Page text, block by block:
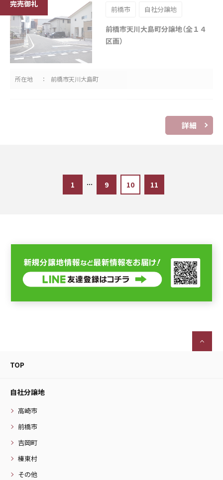
前橋市 自社分譲地
前橋市天川大島町分譲地（全１４
区画）
所在地 前橋市天川大島町
詳細
1 ... 9 10 11
TOP
自社分譲地
高崎市
前橋市
吉岡町
榛東村
その他